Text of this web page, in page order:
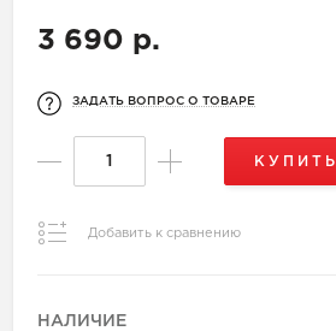
3 690 р.
ЗАДАТЬ ВОПРОС О ТОВАРЕ
КУПИТЬ
Добавить к сравнению
НАЛИЧИЕ